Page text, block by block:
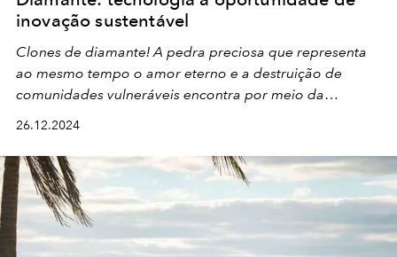
inovação sustentável
Clones de diamante!A pedra preciosa que representa
ao mesmo tempo o amor eterno e a destruição de
comunidades vulneráveis encontra por meio da
26.12.2024